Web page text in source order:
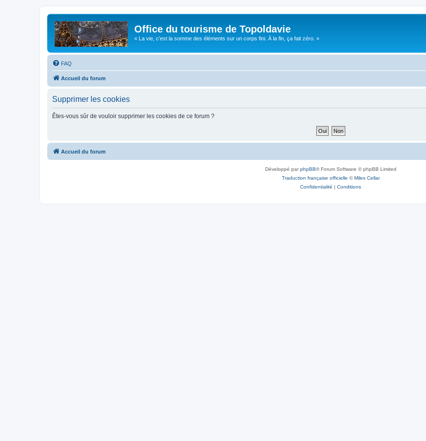
Office du tourisme de Topoldavie
« La vie, c'est la somme des éléments sur un corps fini. À la fin, ça fait zéro. »
FAQ
Accueil du forum
Supprimer les cookies
Êtes-vous sûr de vouloir supprimer les cookies de ce forum ?
Accueil du forum
Développé parphpBB® Forum Software © phpBB Limited
Traduction française officielle ©Miles Cellar
Confidentialité | Conditions